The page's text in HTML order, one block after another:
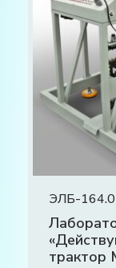
ЭЛБ-
трактор